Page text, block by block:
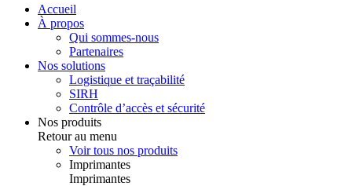
Accueil
À propos
Qui sommes-nous
Partenaires
Nos solutions
Logistique et traçabilité
SIRH
Contrôle d’accès et sécurité
Nos produits
Retour au menu
Voir tous nos produits
Imprimantes
Imprimantes